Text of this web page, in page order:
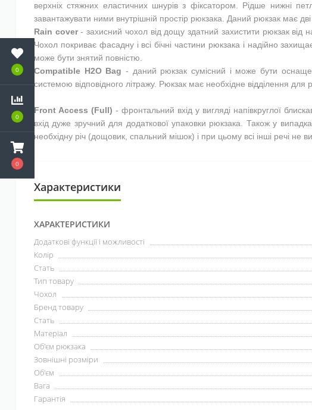
0
0
0
верхніх стяжних еластичних шнурів з фіксатором. Рідше нижні
завантажувати ними внутрішній простір рюкзака. Даний рюкзак має
Rain cover- захисний чохол від дощу здатний захистити рюкзак від
Чохол покриває фасадну і всі бічні частини рюкзака і надійно
може бути знятий повністю.
Compatible H2O Bag - даний рюкзак сумісний і може бути
системою відповідного літражу. Рюкзак має необхідне відділення для
Front Access (Full) - фронтальний вхід у вигляді напівкруглої
вхід дуже зручний для додаткової упаковки рюкзака. Також у
необхідну річ (дощовик, спальний мішок) і при цьому всі інші речі не
Характеристики
ХАРАКТЕРИСТИКИ
Додаткові функції і можливості
Колір
Стать
Тип товару
Чохол
Бренд товару
Стать
Матеріал
Об'єм рюкзака
Зовнішні розміри
Об'єм
Вага
Гарантія